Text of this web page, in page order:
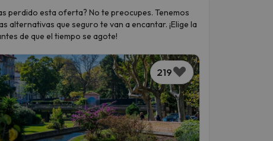
perdido esta oferta? No te preocupes. Tenemos
alternativas que seguro te van a encantar. ¡Elige la
de que el tiempo se agote!
219